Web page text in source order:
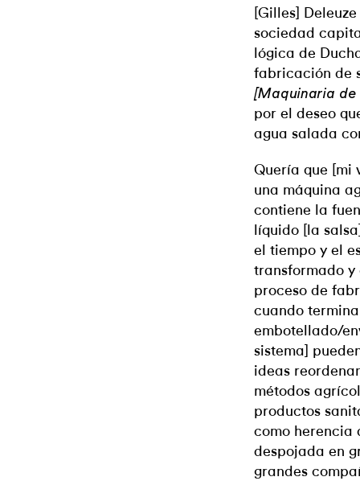
[Gilles]
sociedad
lógica de
fabricación de
[Maquinaria
por el deseo
agua salada
Quería que [mi
una máquina
contiene la
líquido [la
el tiempo y el
transformado y
proceso de
cuando
embotellado/
sistema]
ideas
métodos
productos
como herencia
despojada en
grandes